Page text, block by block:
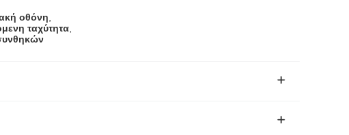
οθόνη,
ταχύτητα,